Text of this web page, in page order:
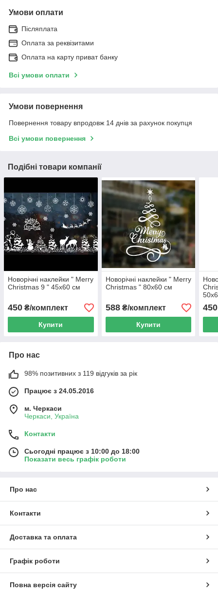
Умови оплати
Післяплата
Оплата за реквізитами
Оплата на карту приват банку
Всі умови оплати
Умови повернення
Повернення товару впродовж 14 днів за рахунок покупця
Всі умови повернення
Подібні товари компанії
Новорічні наклейки " Merry
Christmas 9 " 45х60 см
450 ₴/комплект
Купити
Новорічні наклейки " Merry
Christmas " 80х60 см
588₴/комплект
Купити
450
Про нас
98% позитивних з 119 відгуків за рік
Працює з 24.05.2016
м. Черкаси
Черкаси, Україна
Контакти
Сьогодні працює з 10:00 до 18:00
Показати весь графік роботи
Про нас
Контакти
Доставка та оплата
Графік роботи
Повна версія сайту